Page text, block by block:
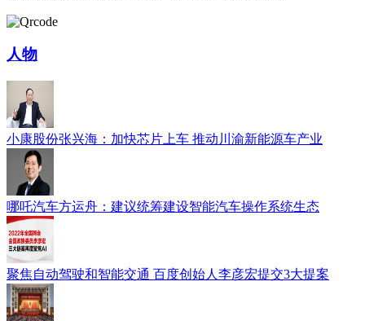
人物
小康股份张兴海：加快芯片上车 推动川渝新能源车产业
哪吒汽车方运舟：建议统筹建设智能汽车操作系统生态
聚焦自动驾驶和智能交通 百度创始人李彦宏提交3大提案